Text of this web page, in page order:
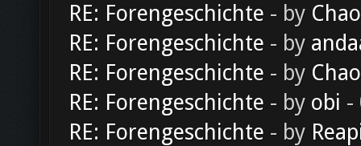
RE: Forengeschichte - by
RE: Forengeschichte - by
RE: Forengeschichte - by
RE: Forengeschichte - by obi -
RE: Forengeschichte - by